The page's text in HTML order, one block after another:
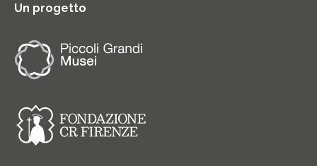
Un progetto